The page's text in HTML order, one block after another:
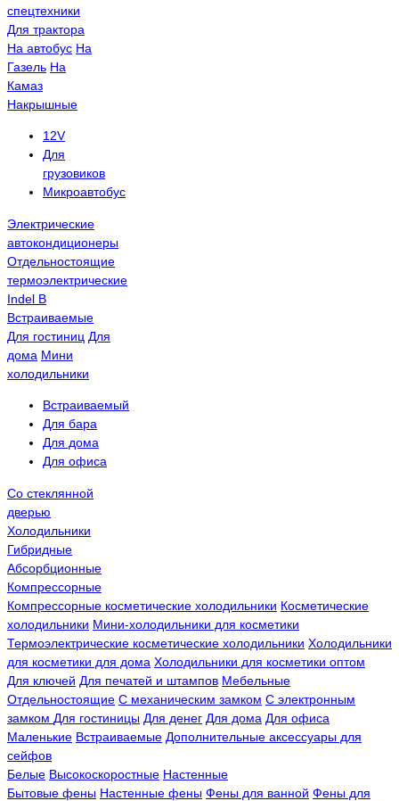
спецтехники
Для трактора
На автобус На
Газель На
Камаз
Накрышные
12V
Для
грузовиков
Микроавтобус
Электрические
автокондиционеры
Отдельностоящие
термоэлектрические
Indel B
Встраиваемые
Для гостиниц Для
дома Мини
холодильники
Встраиваемый
Для бара
Для дома
Для офиса
Со стеклянной
дверью
Холодильники
Гибридные
Абсорбционные
Компрессорные
Компрессорные косметические холодильники Косметические
холодильники Мини-холодильники для косметики
Термоэлектрические косметические холодильники Холодильники
для косметики для дома Холодильники для косметики оптом
Для ключей Для печатей и штампов Мебельные
Отдельностоящие С механическим замком С электронным
замком Для гостиницы Для денег Для дома Для офиса
Маленькие Встраиваемые Дополнительные аксессуары для
сейфов
Белые Высокоскоростные Настенные
Бытовые фены Настенные фены Фены для ванной Фены для